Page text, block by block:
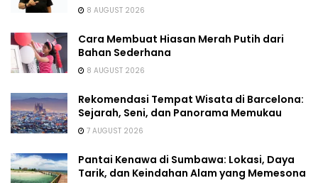
8 AUGUST 2026
Cara Membuat Hiasan Merah Putih dari
Bahan Sederhana
8 AUGUST 2026
Rekomendasi Tempat Wisata di Barcelona:
Sejarah, Seni, dan Panorama Memukau
7 AUGUST 2026
Pantai Kenawa di Sumbawa: Lokasi, Daya
Tarik, dan Keindahan Alam yang Memesona